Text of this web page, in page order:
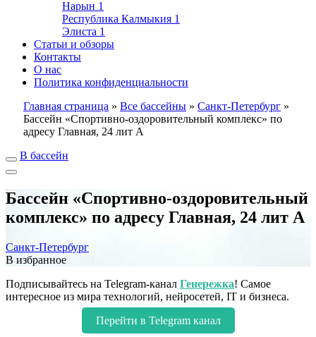
Нарын 1
Республика Калмыкия 1
Элиста 1
Статьи и обзоры
Контакты
О нас
Политика конфиденциальности
Главная страница » Все бассейны » Санкт-Петербург »
Бассейн «Спортивно-оздоровительный комплекс» по
адресу Главная, 24 лит А
В бассейн
Бассейн «Спортивно-оздоровительный
комплекс» по адресу Главная, 24 лит А
Санкт-Петербург
В избранное
Подписывайтесь на Telegram-канал Генережка! Самое
интересное из мира технологий, нейросетей, IT и бизнеса.
Перейти в Telegram канал